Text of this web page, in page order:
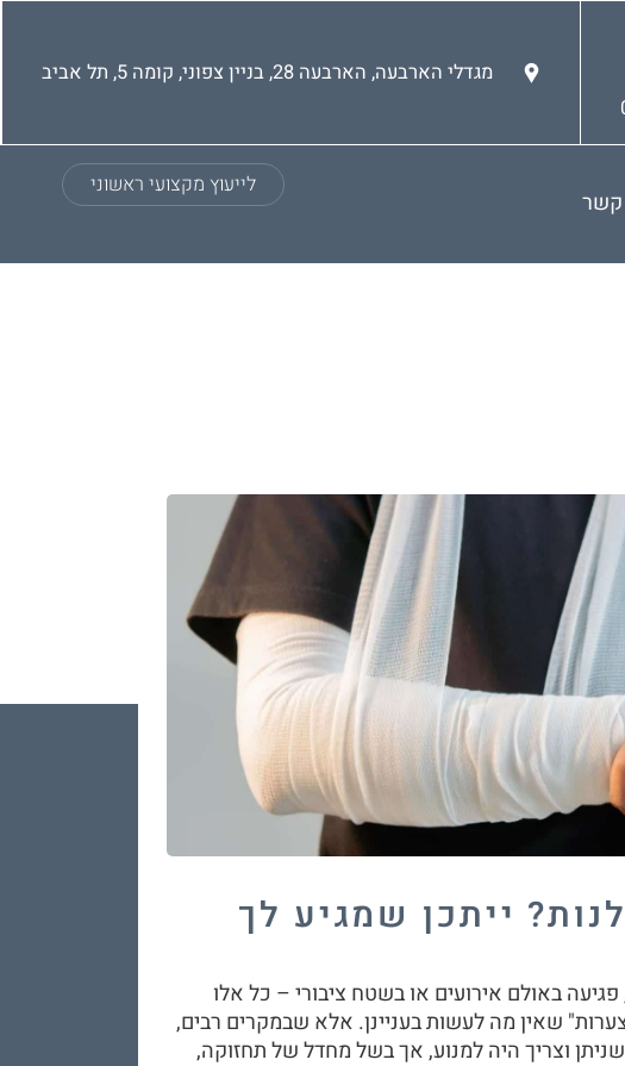
מגדלי הארבעה, הארבעה 28, בניין צפוני, קומה 5, תל אביב
קשר
לייעוץ מקצועי ראשוני
ייתכן שמגיע לך
באולם אירועים או בשטח ציבורי – כל אלו
שאין מה לעשות בעניינן. אלא שבמקרים רבים,
וצריך היה למנוע, אך בשל מחדל של תחזוקה,